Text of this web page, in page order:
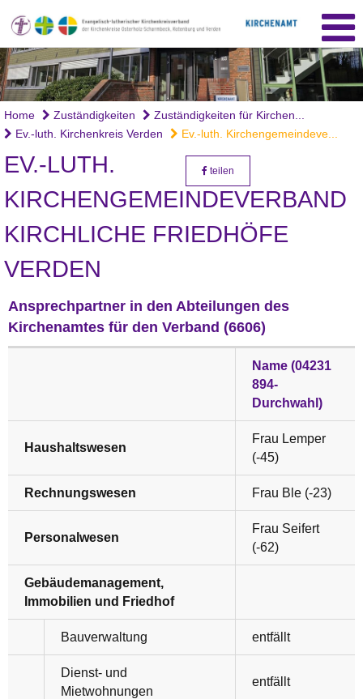
Home Zuständigkeiten
Zuständigkeiten für Kirchen...
Ev.-luth. Kirchenkreis Verden
Ev.-luth. Kirchengemeindeve...
EV.-LUTH.
KIRCHENGEMEINDEVERBAND
KIRCHLICHE FRIEDHÖFE
VERDEN
teilen
Ansprechpartner in den Abteilungen des
Kirchenamtes für den Verband (6606)
Name (04231
894-
Durchwahl)
Haushaltswesen
Frau Lemper
(-45)
Rechnungswesen Frau Ble (-23)
Personalwesen
Frau Seifert
(-62)
Gebäudemanagement,
Immobilien und Friedhof
Bauverwaltung entfällt
Dienst- und
Mietwohnungen
entfällt